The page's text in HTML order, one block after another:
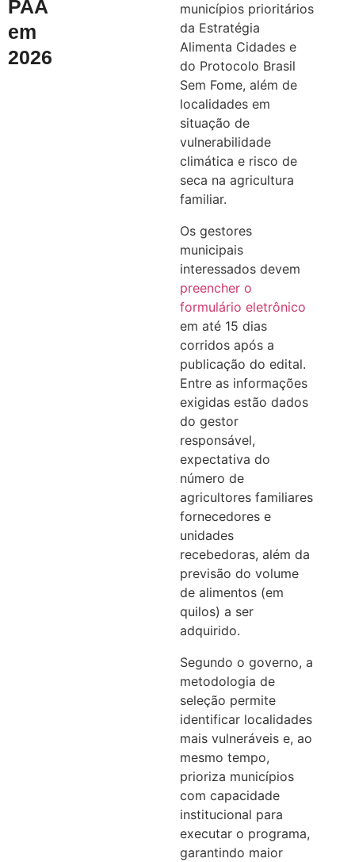
PAA
em
2026
municípios prioritários
da Estratégia
Alimenta Cidades e
do Protocolo Brasil
Sem Fome, além de
localidades em
situação de
vulnerabilidade
climática e risco de
seca na agricultura
familiar.
Os gestores
municipais
interessados devem
preencher o
formulário eletrônico
em até 15 dias
corridos após a
publicação do edital.
Entre as informações
exigidas estão dados
do gestor
responsável,
expectativa do
número de
agricultores familiares
fornecedores e
unidades
recebedoras, além da
previsão do volume
de alimentos (em
quilos) a ser
adquirido.
Segundo o governo, a
metodologia de
seleção permite
identificar localidades
mais vulneráveis e, ao
mesmo tempo,
prioriza municípios
com capacidade
institucional para
executar o programa,
garantindo maior